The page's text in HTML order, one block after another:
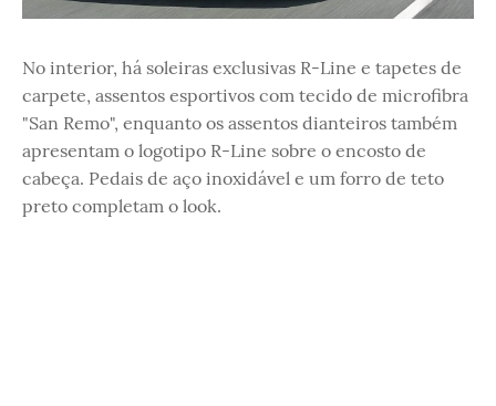
No interior, há soleiras exclusivas R-Line e tapetes de
carpete, assentos esportivos com tecido de microfibra
"San Remo", enquanto os assentos dianteiros também
apresentam o logotipo R-Line sobre o encosto de
cabeça. Pedais de aço inoxidável e um forro de teto
preto completam o look.